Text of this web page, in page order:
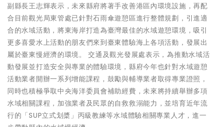
副縣長王志輝表示，未來縣府將著手改善港區內環境設施，再配
合目前觀光局東管處已針對石雨傘遊憩區進行整體規劃，引進適
合的水域活動，將東海岸打造為臺灣最佳的水域遊憩環境，吸引
更多喜愛水上活動的朋友們來到臺東體驗海上各項活動，發展出
屬於臺東慢經濟的環境。 交通及觀光發展處表示，為推動水域活
動發展並打造安全與專業的體驗環境，縣府今年也針對水域遊憩
活動業者開辦一系列增能課程，鼓勵與輔導業者取得專業證照，
同時也積極爭取中央海洋委員會補助經費，未來將持續舉辦多項
水域相關課程，加強業者及民眾的自救救溺能力，並培育近年流
行的「SUP立式划槳」丙級教練等水域體驗相關專業人才，進一